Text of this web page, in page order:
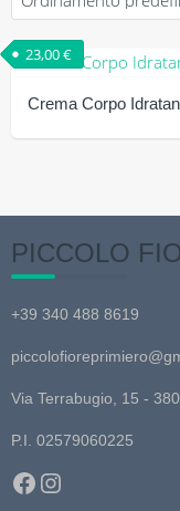
Crema Corpo
23,00€
PICCOLO
+39 340 488 8619
Via Terrabugio, 15 -
P.I. 02579060225
Facebook
Instagram